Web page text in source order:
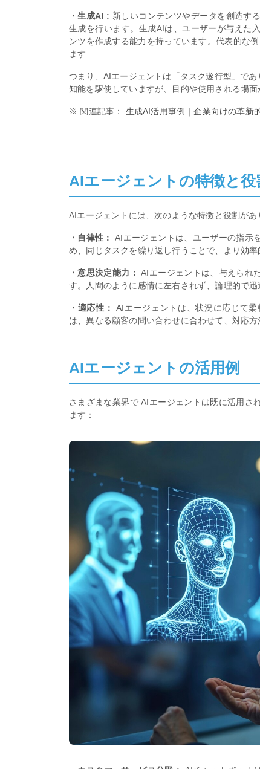
・生成AI : 新しいコンテンツやデータを創造す
生成を行います。生成AIは、ユーザーが与えた
ンツを作成する能力を持っています。代表的な
ます
つまり、AIエージェントは「タスク遂行型」で
知能を駆使していますが、目的や使用される場面
※ 関連記事： 生成AI活用事例｜企業向けの革新
AIエージェントの特徴と役
AIエージェントには、次のような特徴と役割があ
・自律性：
AIエージェントは、ユーザーの指示
め、同じタスクを繰り返し行うことで、より効
・意思決定能力： AIエージェントは、与えられ
す。人間のように感情に左右されず、論理的で
・適応性：
AIエージェントは、状況に応じて
は、異なる顧客の問い合わせに合わせて、対応
AIエージェントの活用例
さまざまな業界で AIエージェントは既に活用さ
ます：